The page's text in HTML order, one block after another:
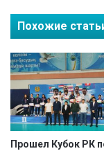
е
а
л
ь
К
у
в
Похожие
Прошел Кубок РК